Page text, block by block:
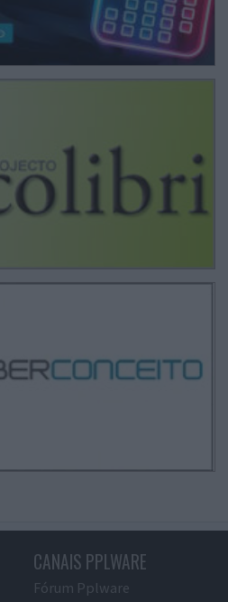
CANAIS PPLWARE
Fórum Pplware